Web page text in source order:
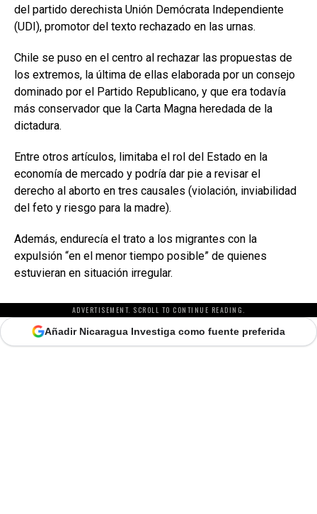
del partido derechista Unión Demócrata Independiente
(UDI), promotor del texto rechazado en las urnas.
Chile se puso en el centro al rechazar las propuestas de
los extremos, la última de ellas elaborada por un consejo
dominado por el Partido Republicano, y que era todavía
más conservador que la Carta Magna heredada de la
dictadura.
Entre otros artículos, limitaba el rol del Estado en la
economía de mercado y podría dar pie a revisar el
derecho al aborto en tres causales (violación, inviabilidad
del feto y riesgo para la madre).
Además, endurecía el trato a los migrantes con la
expulsión “en el menor tiempo posible” de quienes
estuvieran en situación irregular.
ADVERTISEMENT. SCROLL TO CONTINUE READING.
Añadir Nicaragua Investiga como fuente preferida